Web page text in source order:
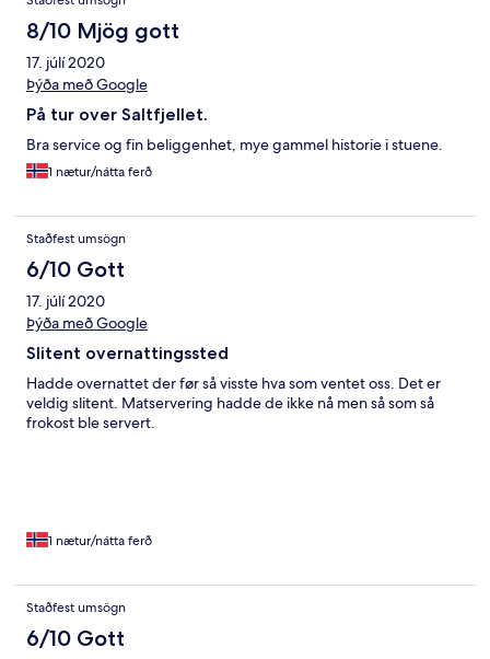
8/10 Mjög gott
17. júlí 2020
Þýða með Google
På tur over Saltfjellet.
Bra service og fin beliggenhet, mye gammel historie i stuene.
1 nætur/nátta ferð
Staðfest umsögn
6/10 Gott
17. júlí 2020
Þýða með Google
Slitent overnattingssted
Hadde overnattet der før så visste hva som ventet oss. Det er
veldig slitent. Matservering hadde de ikke nå men så som så
frokost ble servert.
1 nætur/nátta ferð
Staðfest umsögn
6/10 Gott